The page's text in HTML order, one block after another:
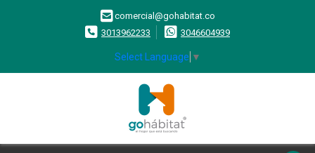
comercial@gohabitat.co
3013962233
3046604939
Select Language ▼